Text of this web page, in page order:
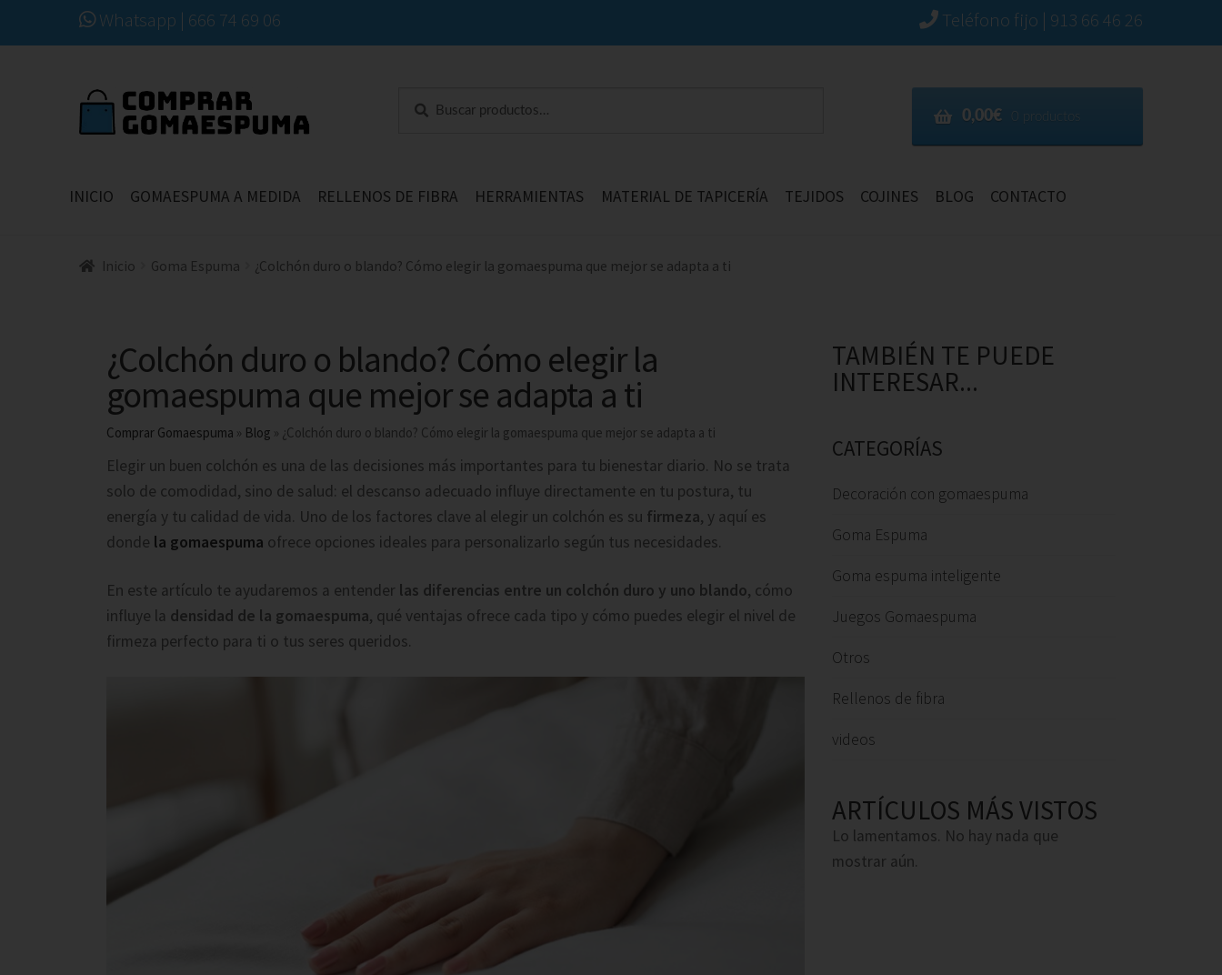
Whatsapp | 666 74 69 06 Teléfono fijo | 913 66 46 26
0,00€ 0 productos
Buscar
INICIO GOMAESPUMA A MEDIDA RELLENOS DE FIBRA HERRAMIENTAS MATERIAL DE TAPICERÍA TEJIDOS COJINES BLOG CONTACTO
Inicio Goma Espuma ¿Colchón duro o blando? Cómo elegir la gomaespuma que mejor se adapta a ti
¿Colchón duro o blando? Cómo elegir la
gomaespuma que mejor se adapta a ti
Comprar Gomaespuma » Blog » ¿Colchón duro o blando? Cómo elegir la gomaespuma que mejor se adapta a ti
Elegir un buen colchón es una de las decisiones más importantes para tu bienestar diario. No se trata
solo de comodidad, sino de salud: el descanso adecuado influye directamente en tu postura, tu
energía y tu calidad de vida. Uno de los factores clave al elegir un colchón es su firmeza, y aquí es
donde la gomaespuma ofrece opciones ideales para personalizarlo según tus necesidades.
En este artículo te ayudaremos a entender las diferencias entre un colchón duro y uno blando, cómo
influye la densidad de la gomaespuma, qué ventajas ofrece cada tipo y cómo puedes elegir el nivel de
firmeza perfecto para ti o tus seres queridos.
TAMBIÉN TE PUEDE
INTERESAR...
CATEGORÍAS
Decoración con gomaespuma
Goma Espuma
Goma espuma inteligente
Juegos Gomaespuma
Otros
Rellenos de fibra
videos
ARTÍCULOS MÁS VISTOS
Lo lamentamos. No hay nada que
mostrar aún.